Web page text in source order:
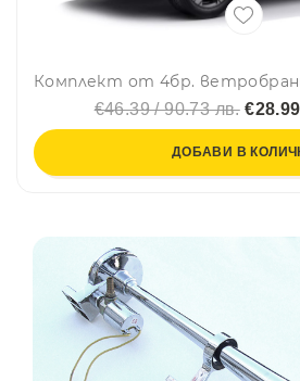
€46.39 / 90.73 лв.
ДОБАВИ В